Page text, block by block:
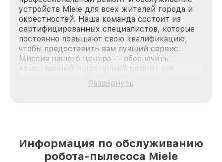
устройств Miele для всех жителей города и
окрестностей. Наша команда состоит из
сертифицированных специалистов, которые
постоянно повышают свою квалификацию,
чтобы предоставить вам лучший сервис.
Миссия нашего центра — обеспечить
качественный и доступный ремонт для
каждого пользователя продукции Miele, вне
зависимости от сложности поломки. Мы
Москве, постоянно повышая уровень доверия
и лояльности наших клиентов.
Развернуть
Информация по обслуживанию
робота-пылесоса Miele